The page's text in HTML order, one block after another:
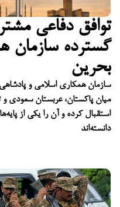
توافق دفاعی
گسترده سازمان
بحرین
سازمان همکاری اسلامی و
میان پاکستان، عربستان سعودی
استقبال کرده و آن را یکی از
دانسته‌اند